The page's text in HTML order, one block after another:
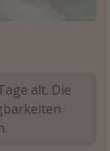
alt. Die